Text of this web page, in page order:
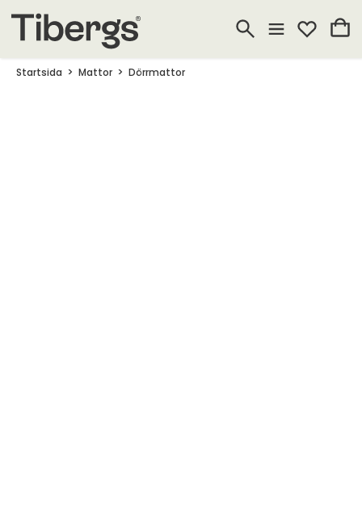
Startsida Mattor Dörrmattor